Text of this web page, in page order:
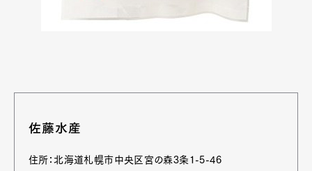
佐藤水産
住所：北海道札幌市中央区宮の森3条1-5-46